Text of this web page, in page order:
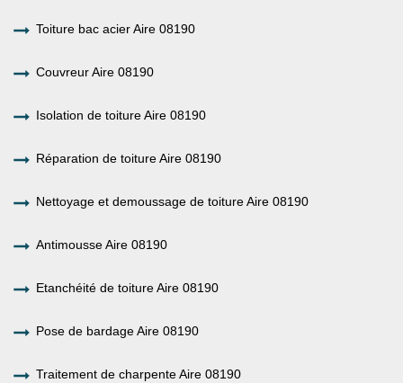
Toiture bac acier Aire 08190
Couvreur Aire 08190
Isolation de toiture Aire 08190
Réparation de toiture Aire 08190
Nettoyage et demoussage de toiture Aire 08190
Antimousse Aire 08190
Etanchéité de toiture Aire 08190
Pose de bardage Aire 08190
Traitement de charpente Aire 08190